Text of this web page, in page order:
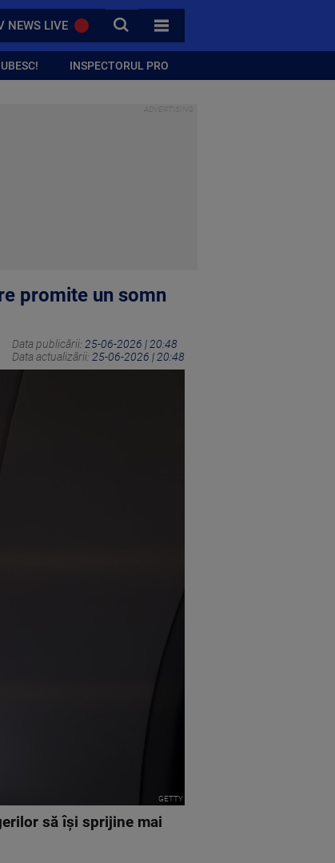
NEWS LIVE CAUTA
TOATE CATEGORIILE
INSPECTORUL PRO
promite un somn
Data publicării: 25-06-2026 | 20:48
Data actualizării: 25-06-2026 | 20:48
GETTY
să își sprijine mai